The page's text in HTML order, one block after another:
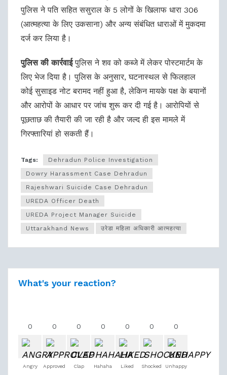
पुलिस ने पति सहित ससुराल के 5 लोगों के खिलाफ धारा 306
(आत्महत्या के लिए उकसाना) और अन्य संबंधित धाराओं में मुकदमा
दर्ज कर लिया है।
पुलिस की कार्रवाईपुलिस ने शव को कब्जे में लेकर पोस्टमार्टम के
लिए भेज दिया है। पुलिस के अनुसार, घटनास्थल से फिलहाल
कोई सुसाइड नोट बरामद नहीं हुआ है, लेकिन मायके पक्ष के बयानों
और आरोपों के आधार पर जांच शुरू कर दी गई है। आरोपियों से
पूछताछ की तैयारी की जा रही है और जल्द ही इस मामले में
गिरफ्तारियां हो सकती हैं।
Tags:
Dehradun Police Investigation
Dowry Harassment Case Dehradun
Rajeshwari Suicide Case Dehradun
UREDA Officer Death
UREDA Project Manager Suicide
Uttarakhand News
उरेडा महिला अधिकारी आत्महत्या
What's your reaction?
0
Angry
0
Approved
0
Clap
0
Hahaha
0
Liked
0
Shocked
0
Unhappy